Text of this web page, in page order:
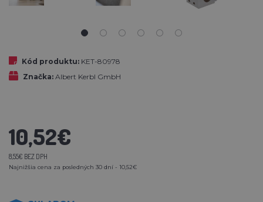
Kód produktu: KET-80978
Značka: Albert Kerbl GmbH
10,52€
8,55€ BEZ DPH
Najnižšia cena za posledných 30 dní - 10,52€